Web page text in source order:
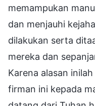
memampukan
dan menjauhi
dilakukan serta
mereka dan
Karena alasan
firman ini kepada